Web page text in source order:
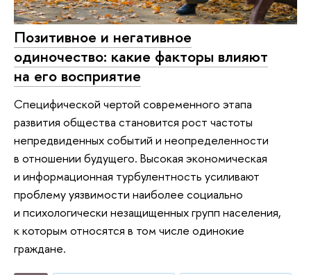
Позитивное и негативное
одиночество: какие факторы влияют
на его восприятие
Специфической чертой современного этапа
развития общества становится рост частоты
непредвиденных событий и неопределенности
в отношении будущего. Высокая экономическая
и информационная турбулентность усиливают
проблему уязвимости наиболее социально
и психологически незащищенных групп населения,
к которым относятся в том числе одинокие
граждане.